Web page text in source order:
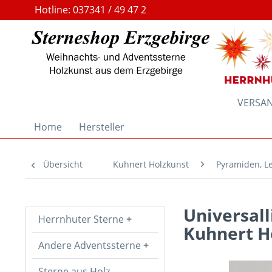
Hotline: 037341 / 49 47 2
Home
Hersteller
Übersicht Kuhnert Holzkunst Pyramiden,
Herrnhuter Sterne
Andere Adventssterne
Kuhnert